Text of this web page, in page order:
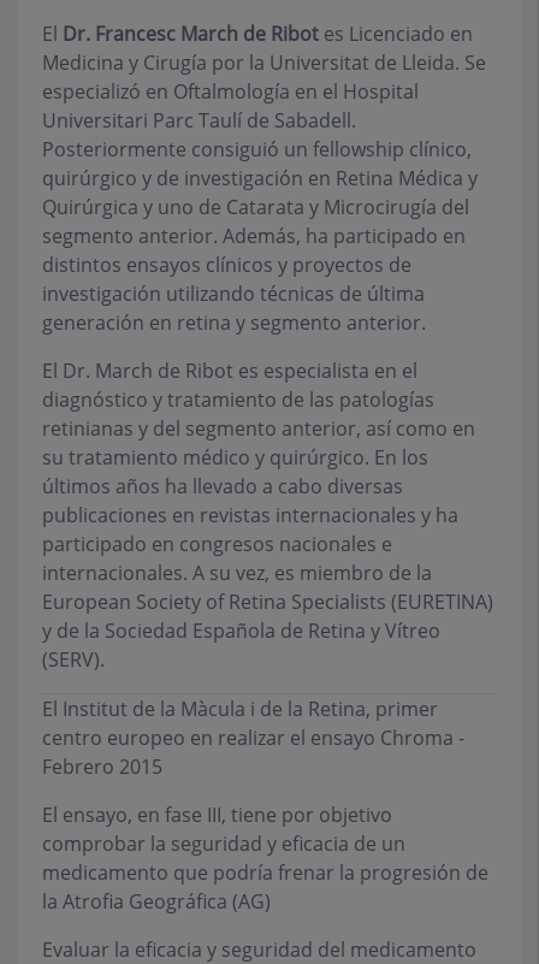
El Dr. Francesc March de Ribot es Licenciado en
Medicina y Cirugía por la Universitat de Lleida. Se
especializó en Oftalmología en el Hospital
Universitari Parc Taulí de Sabadell.
Posteriormente consiguió un fellowship clínico,
quirúrgico y de investigación en Retina Médica y
Quirúrgica y uno de Catarata y Microcirugía del
segmento anterior. Además, ha participado en
distintos ensayos clínicos y proyectos de
investigación utilizando técnicas de última
generación en retina y segmento anterior.
El Dr. March de Ribot es especialista en el
diagnóstico y tratamiento de las patologías
retinianas y del segmento anterior, así como en
su tratamiento médico y quirúrgico. En los
últimos años ha llevado a cabo diversas
publicaciones en revistas internacionales y ha
participado en congresos nacionales e
internacionales. A su vez, es miembro de la
European Society of Retina Specialists (EURETINA)
y de la Sociedad Española de Retina y Vítreo
(SERV).
El Institut de la Màcula i de la Retina, primer
centro europeo en realizar el ensayo Chroma -
Febrero 2015
El ensayo, en fase III, tiene por objetivo
comprobar la seguridad y eficacia de un
medicamento que podría frenar la progresión de
la Atrofia Geográfica (AG)
Evaluar la eficacia y seguridad del medicamento